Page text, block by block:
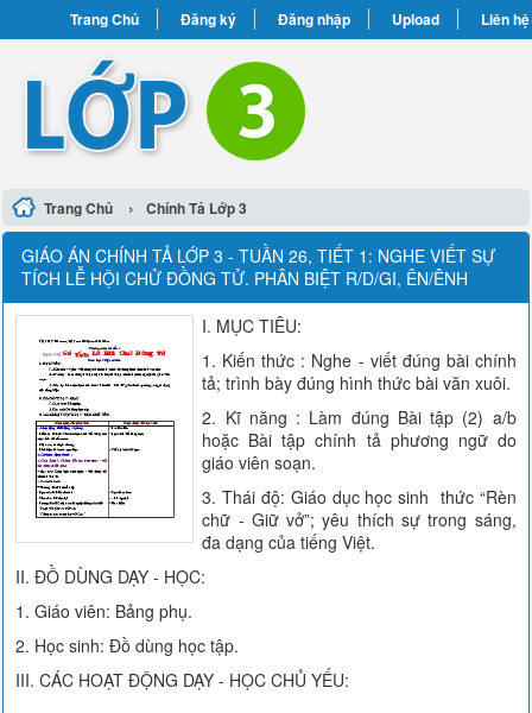
Trang Chủ Đăng ký Đăng nhập Upload Liên hệ
Trang Chủ › Chính Tả Lớp 3
GIÁO ÁN CHÍNH TẢ LỚP 3 - TUẦN 26, TIẾT 1: NGHE VIẾT SỰ
TÍCH LỄ HỘI CHỬ ĐỒNG TỬ. PHÂN BIỆT R/D/GI, ÊN/ÊNH
I. MỤC TIÊU:
1. Kiến thức : Nghe - viết đúng bài chính
tả; trình bày đúng hình thức bài văn xuôi.
2. Kĩ năng : Làm đúng Bài tập (2) a/b
hoặc Bài tập chính tả phương ngữ do
giáo viên soạn.
3. Thái độ: Giáo dục học sinh ‎ thức “Rèn
chữ - Giữ vở”; yêu thích sự trong sáng,
đa dạng của tiếng Việt.
II. ĐỒ DÙNG DẠY - HỌC:
1. Giáo viên: Bảng phụ.
2. Học sinh: Đồ dùng học tập.
III. CÁC HOẠT ĐỘNG DẠY - HỌC CHỦ YẾU: